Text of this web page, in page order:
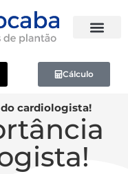
Cálculo
cardiologista!